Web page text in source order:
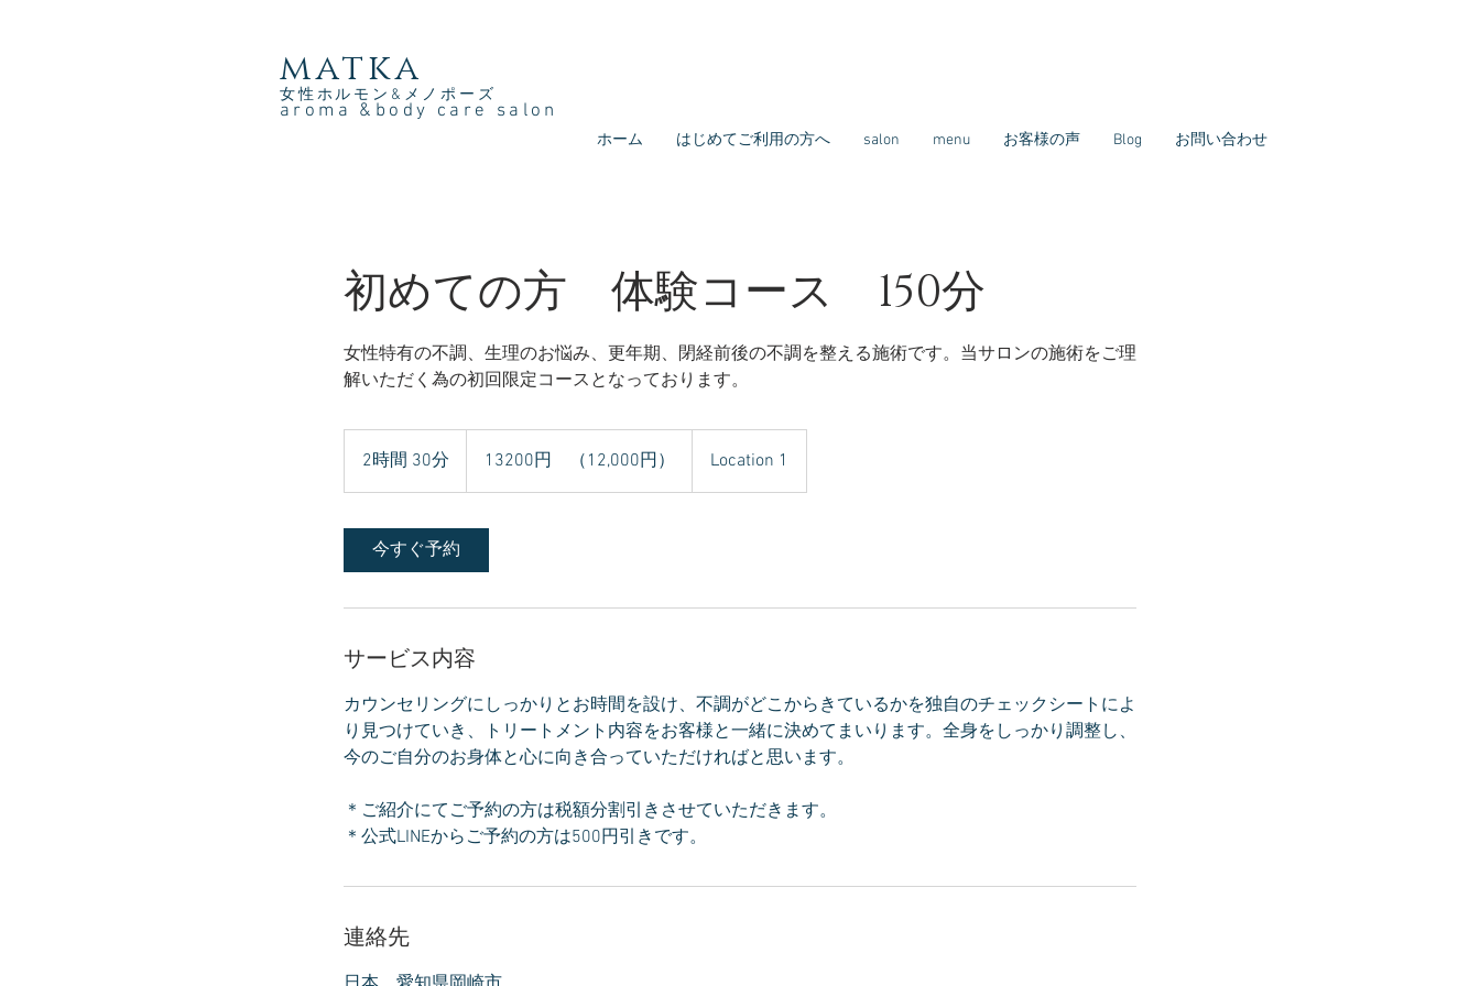
​matka
女性ホルモン&メノポーズ
aroma &body care salon
ホーム はじめてご利用の方へ salon menu お客様の声 Blog お問い合わせ
初めての方 体験コース 150分
女性特有の不調、生理のお悩み、更年期、閉経前後の不調を整える施術です。当サロンの施術をご理
解いただく為の初回限定コースとなっております。
2時間 30分
時
3
0
（12,000
13200円 （12,000円） Location 1
今すぐ予約
サービス内容
カウンセリングにしっかりとお時間を設け、不調がどこからきているかを独自のチェックシートによ
り見つけていき、トリートメント内容をお客様と一緒に決めてまいります。全身をしっかり調整し、
今のご自分のお身体と心に向き合っていただければと思います。
＊ご紹介にてご予約の方は税額分割引きさせていただきます。
＊公式LINEからご予約の方は500円引きです。
連絡先